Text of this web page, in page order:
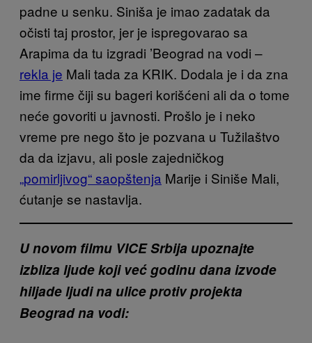
padne u senku. Siniša je imao zadatak da
očisti taj prostor, jer je ispregovarao sa
Arapima da tu izgradi ʼBeograd na vodi –
rekla je Mali tada za KRIK. Dodala je i da zna
ime firme čiji su bageri korišćeni ali da o tome
neće govoriti u javnosti. Prošlo je i neko
vreme pre nego što je pozvana u Tužilaštvo
da da izjavu, ali posle zajedničkog
„pomirljivog“ saopštenja Marije i Siniše Mali,
ćutanje se nastavlja.
U novom filmu VICE Srbija upoznajte
izbliza ljude koji već godinu dana izvode
hiljade ljudi na ulice protiv projekta
Beograd na vodi: